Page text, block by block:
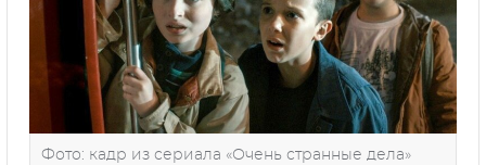
Фото: кадр из сериала «Очень странные дела»